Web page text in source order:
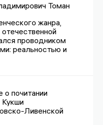
Томан
жанра,
проводником
реальностью и
о почитании
Кукши
Ливенской